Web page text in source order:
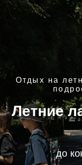
Отдых на
Летние
до